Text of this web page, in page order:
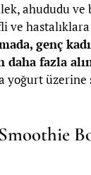
ahududu
ve
genç
daha fazla
yoğurt